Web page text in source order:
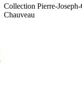
Collection Pierre-
Chauveau